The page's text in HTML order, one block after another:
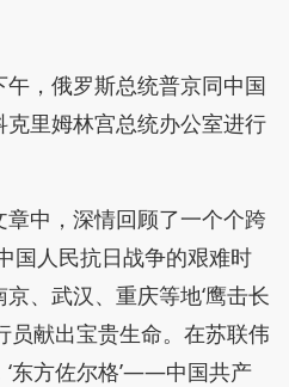
，俄罗斯总统普京同中国
里姆林宫总统办公室进行
中，深情回顾了一个个跨
国人民抗日战争的艰难时
、武汉、重庆等地‘鹰击长
员献出宝贵生命。在苏联伟
东方佐尔格’——中国共产